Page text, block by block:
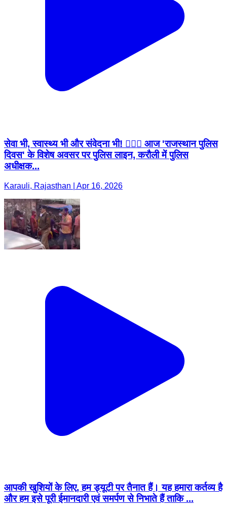
सेवा भी, स्वास्थ्य भी और संवेदना भी! 👮‍♂️✨ आज 'राजस्थान पुलिस
दिवस' के विशेष अवसर पर पुलिस लाइन, करौली में पुलिस
अधीक्षक...
Karauli, Rajasthan | Apr 16, 2026
आपकी खुशियों के लिए, हम ड्यूटी पर तैनात हैं। यह हमारा कर्तव्य है
और हम इसे पूरी ईमानदारी एवं समर्पण से निभाते हैं ताकि ...